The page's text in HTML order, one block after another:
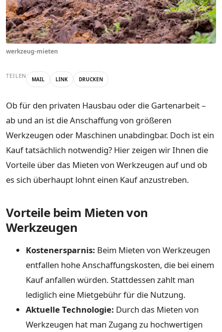
werkzeug-mieten
TEILEN MAIL LINK DRUCKEN
Ob für den privaten Hausbau oder die Gartenarbeit –
ab und an ist die Anschaffung von größeren
Werkzeugen oder Maschinen unabdingbar. Doch ist ein
Kauf tatsächlich notwendig? Hier zeigen wir Ihnen die
Vorteile über das Mieten von Werkzeugen auf und ob
es sich überhaupt lohnt einen Kauf anzustreben.
Vorteile beim Mieten von
Werkzeugen
Kostenersparnis: Beim Mieten von Werkzeugen
entfallen hohe Anschaffungskosten, die bei einem
Kauf anfallen würden. Stattdessen zahlt man
lediglich eine Mietgebühr für die Nutzung.
Aktuelle Technologie: Durch das Mieten von
Werkzeugen hat man Zugang zu hochwertigen